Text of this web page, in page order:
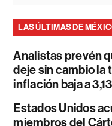
LAS ÚLTIMAS DE
Analistas prevén
deje sin cambio la
inflación baja a
Estados Unidos
miembros del